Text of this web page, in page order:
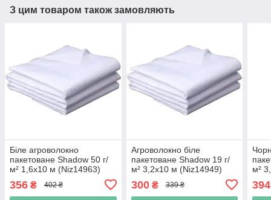
З цим товаром також замовляють
Біле агроволокно
пакетоване Shadow 50 г/
м² 1,6x10 м (Niz14963)
356 ₴ 402 ₴
Агроволокно біле
пакетоване Shadow 19 г/
м² 3,2x10 м (Niz14949)
300₴ 339 ₴
м²
394